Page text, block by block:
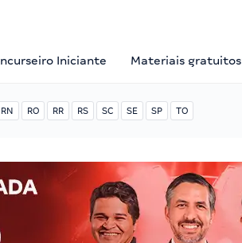
Iniciante Materiais gratuitos
RN RO RR RS SC SE SP TO